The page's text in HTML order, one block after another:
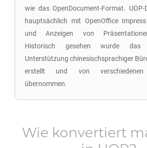
wie das OpenDocument-Format. UOP-
hauptsächlich mit OpenOffice
und Anzeigen von
Historisch gesehen wurde
Unterstützung chinesischsprachiger
erstellt und von verschiedenen
übernommen.
Wie konvertiert